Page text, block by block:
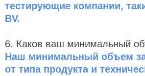
тестирующие компании,
BV.
6. Каков ваш минимальный
Наш минимальный объем
от типа продукта и